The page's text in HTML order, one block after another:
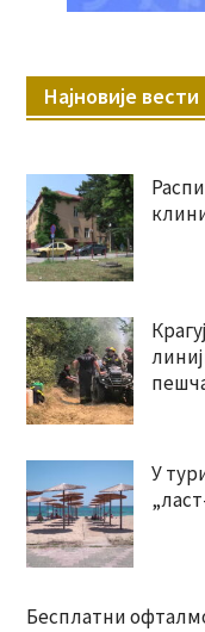
Најновије вести
У
Бесплатни